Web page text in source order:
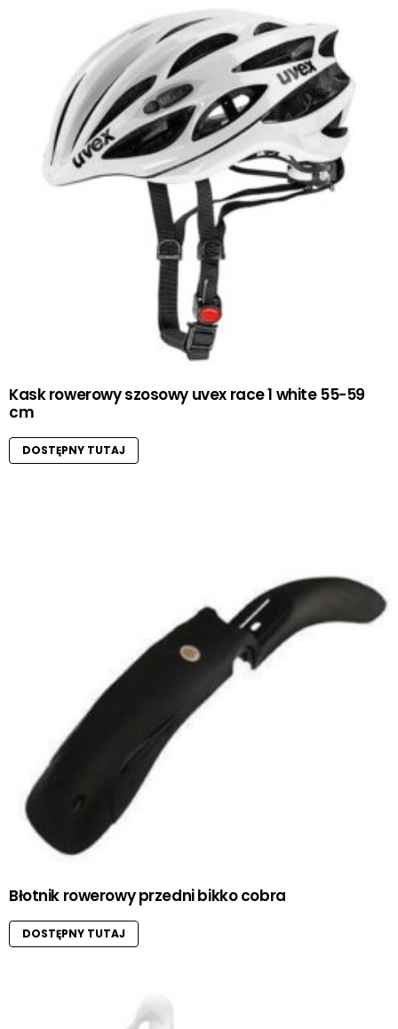
Kask rowerowy szosowy uvex race 1 white 55-59
cm
DOSTĘPNY TUTAJ
Błotnik rowerowy przedni bikko cobra
DOSTĘPNY TUTAJ